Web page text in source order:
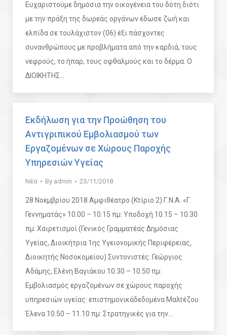
Ευχαριστούμε δημόσια την οικογένεια του δότη διότι
με την πράξη της δωρεάς οργάνων έδωσε ζωή και
ελπίδα σε τουλάχιστον (06) έξι πάσχοντες
συνανθρώπους με προβλήματα από την καρδιά, τους
νεφρούς, το ήπαρ, τους οφθαλμούς και το δέρμα. Ο
ΔΙΟΙΚΗΤΗΣ…
Εκδήλωση για την Προώθηση του
Αντιγριπικού Εμβολιασμού των
Εργαζομένων σε Χώρους Παροχής
Υπηρεσιών Υγείας
Νέα By admin 23/11/2018
28 Νοεμβρίου 2018 Αμφιθέατρο (Κτίριο 2) Γ.Ν.Α. «Γ.
Γεννηματάς» 10.00 – 10.15 πμ: Υποδοχή 10.15 – 10.30
πμ: Χαιρετισμοί (Γενικός Γραμματέας Δημόσιας
Υγείας, Διοικήτρια 1ης Υγειονομικής Περιφέρειας,
Διοικητής Νοσοκομείου) Συντονιστές: Γεώργιος
Αδάμης, Ελένη Βαγιάκου 10.30 – 10.50 πμ:
Εμβολιασμός εργαζομένων σε χώρους παροχής
υπηρεσιών υγείας: επιστημονικάδεδομένα Μαλτέζου
Έλενα 10.50 – 11.10 πμ: Στρατηγικές για την…